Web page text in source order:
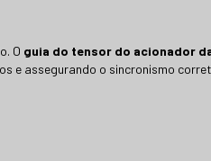
O guia do tensor do acionador
e assegurando o sincronismo